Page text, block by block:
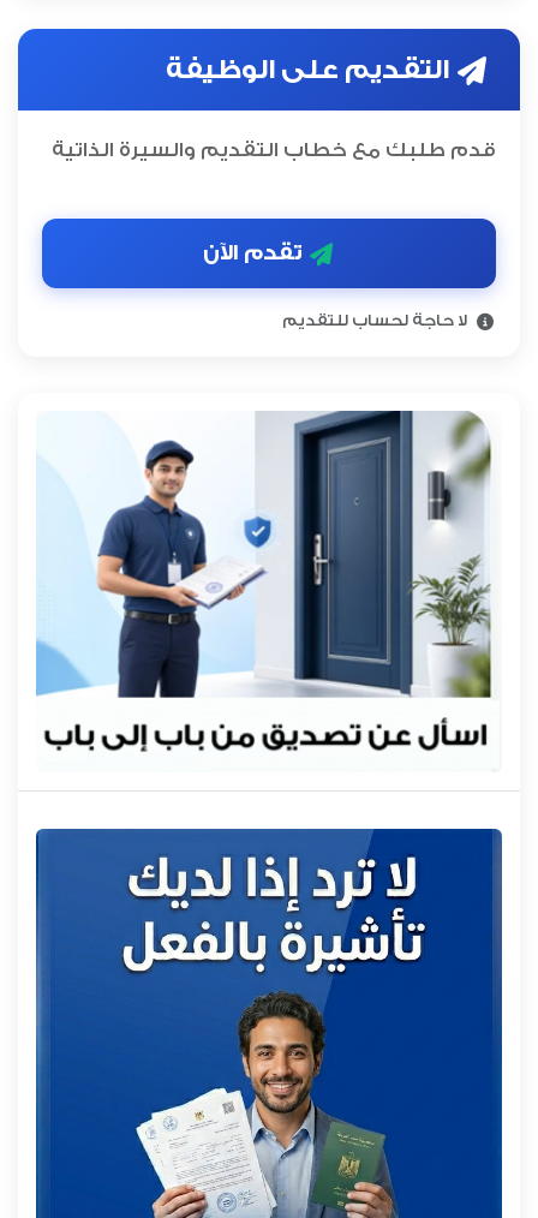
التقديم على الوظيفة
قدم طلبك مع خطاب التقديم والسيرة الذاتية
تقدم الآن
لا حاجة لحساب للتقديم